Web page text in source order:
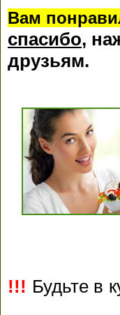
Вам
спасибо,
друзьям.
!!! Будьте в